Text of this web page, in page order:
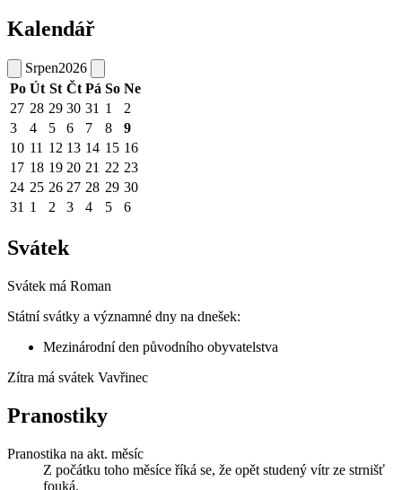
Kalendář
Srpen2026
Po Út St Čt Pá So Ne
27 28 29 30 31 1
2
3
4 5 6 7 8
9
10 11 12 13 14 15 16
17 18 19 20 21 22 23
24 25 26 27 28 29 30
31 1 2 3 4 5 6
Svátek
Svátek má Roman
Státní svátky a významné dny na dnešek:
Mezinárodní den původního obyvatelstva
Zítra má svátek Vavřinec
Pranostiky
Pranostika na akt. měsíc
Z počátku toho měsíce říká se, že opět studený vítr ze strnišť
fouká.